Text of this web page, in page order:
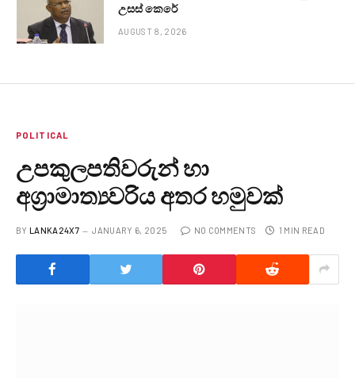
උසස් කෙරේ
AUGUST 8, 2026
POLITICAL
උපකුලපතිවරුන් හා
අග්‍රාමාත්‍යවරිය අතර හමුවක්
BY LANKA24X7 JANUARY 6, 2025 NO COMMENTS 1 MIN READ